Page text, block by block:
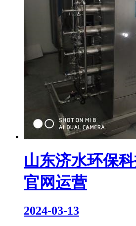
山东济水环保
官网运营
2024-03-13